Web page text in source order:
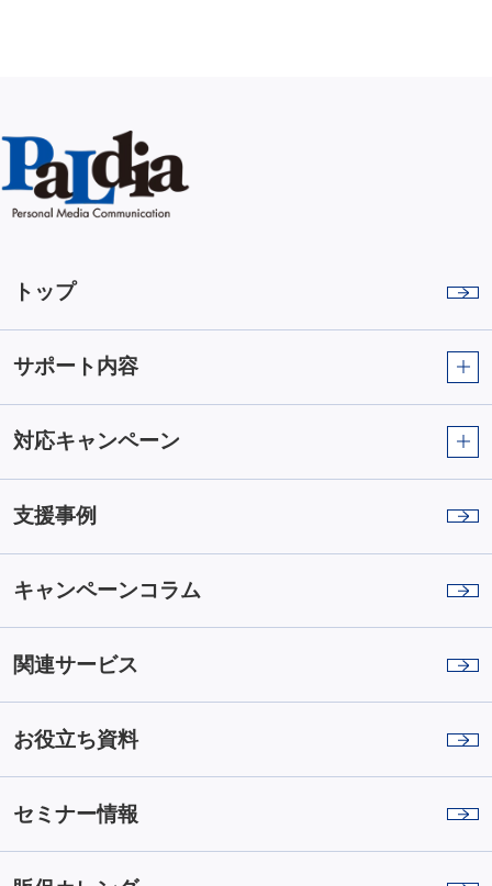
トップ
サポート内容
対応キャンペーン
支援事例
キャンペーンコラム
関連サービス
お役立ち資料
セミナー情報